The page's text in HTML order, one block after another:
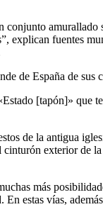
conjunto
explican fuentes
de España de sus
[tapón]» que
de la antigua
exterior de
más
estas vías,